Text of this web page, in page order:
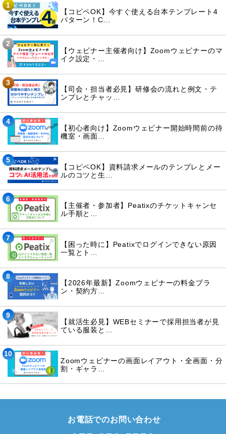
1
【コピペOK】今すぐ使える台本テンプレート4
パターン！C…
2
【ウェビナー主催者向け】Zoomウェビナーのマ
イク設定・…
3
【司会・担当者必見】研修会の流れと例文・テ
ンプレとチャッ…
4
【初心者向け】Zoomウェビナー開始時間前の待
機室・画面…
5
【コピペOK】資料請求メールのテンプレとメー
ルのコツと生…
6
【主催者・参加者】Peatixのチケットキャンセ
ル手順と…
7
【困った時に】Peatixでログインできない原因
一覧とト…
8
【2026年最新】Zoomウェビナーの料金プラ
ン・契約方…
9
【就活生必見】WEBセミナーで採用担当者が見
ている服装と…
10
Zoomウェビナーの画面レイアウト・全画面・分
割・ギャラ…
お電話でのお問い合わせ